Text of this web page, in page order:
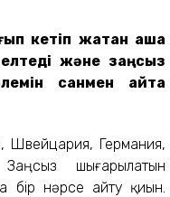
кетіп жатқан ақша
және заңсыз
санмен айта
Швейцария, Германия,
шығарылатын
бір нәрсе айту қиын.